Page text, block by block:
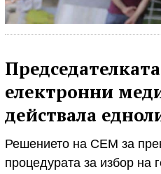
електронни
действала
Решението на СЕМ за
процедурата за избор на